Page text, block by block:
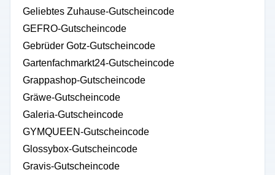
Geliebtes Zuhause-Gutscheincode
GEFRO-Gutscheincode
Gebrüder Gotz-Gutscheincode
Gartenfachmarkt24-Gutscheincode
Grappashop-Gutscheincode
Gräwe-Gutscheincode
Galeria-Gutscheincode
GYMQUEEN-Gutscheincode
Glossybox-Gutscheincode
Gravis-Gutscheincode